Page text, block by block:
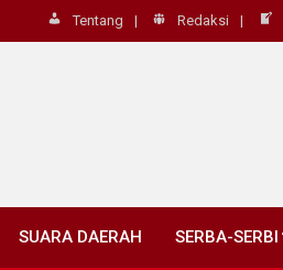
Tentang Redaksi
SUARA DAERAH SERBA-SERBI